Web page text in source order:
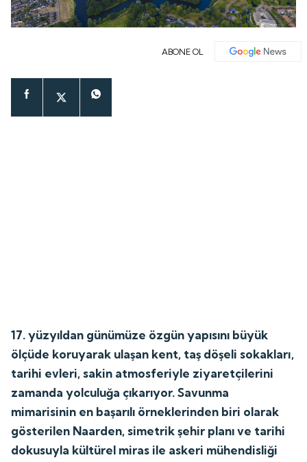
ABONE OL
17. yüzyıldan günümüze özgün yapısını büyük
ölçüde koruyarak ulaşan kent, taş döşeli sokakları,
tarihi evleri, sakin atmosferiyle ziyaretçilerini
zamanda yolculuğa çıkarıyor. Savunma
mimarisinin en başarılı örneklerinden biri olarak
gösterilen Naarden, simetrik şehir planı ve tarihi
dokusuyla kültürel miras ile askeri mühendisliği